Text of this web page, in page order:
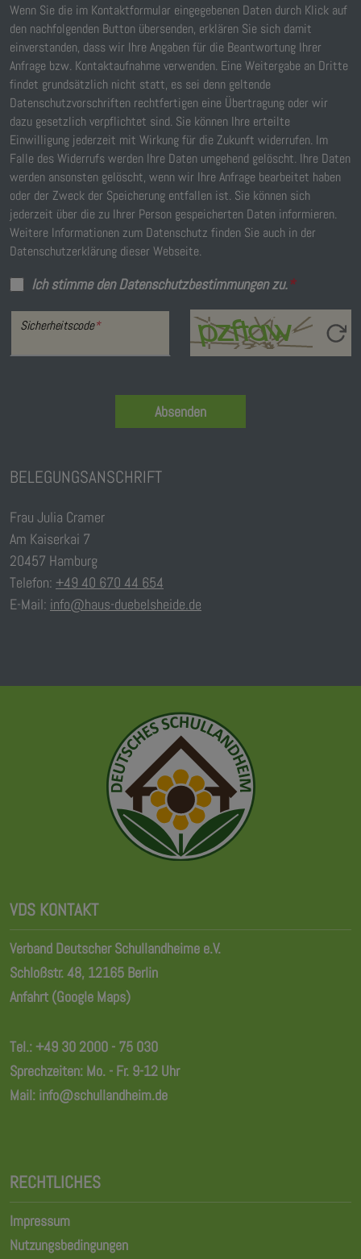
Wenn Sie die im Kontaktformular eingegebenen Daten durch Klick auf
den nachfolgenden Button übersenden, erklären Sie sich damit
einverstanden, dass wir Ihre Angaben für die Beantwortung Ihrer
Anfrage bzw. Kontaktaufnahme verwenden. Eine Weitergabe an Dritte
findet grundsätzlich nicht statt, es sei denn geltende
Datenschutzvorschriften rechtfertigen eine Übertragung oder wir
dazu gesetzlich verpflichtet sind. Sie können Ihre erteilte
Einwilligung jederzeit mit Wirkung für die Zukunft widerrufen. Im
Falle des Widerrufs werden Ihre Daten umgehend gelöscht. Ihre Daten
werden ansonsten gelöscht, wenn wir Ihre Anfrage bearbeitet haben
oder der Zweck der Speicherung entfallen ist. Sie können sich
jederzeit über die zu Ihrer Person gespeicherten Daten informieren.
Weitere Informationen zum Datenschutz finden Sie auch in der
Datenschutzerklärung dieser Webseite.
Ich stimme den Datenschutzbestimmungen zu.*
Sicherheitscode*
Absenden
BELEGUNGSANSCHRIFT
Frau Julia Cramer
Am Kaiserkai 7
20457 Hamburg
Telefon: +49 40 670 44 654
E-Mail: info@haus-duebelsheide.de
VDS KONTAKT
Verband Deutscher Schullandheime e.V.
Schloßstr. 48, 12165 Berlin
Anfahrt (Google Maps)
Tel.:+49 30 2000 - 75 030
Sprechzeiten: Mo. - Fr. 9-12 Uhr
Mail: info@schullandheim.de
RECHTLICHES
Impressum
Nutzungsbedingungen